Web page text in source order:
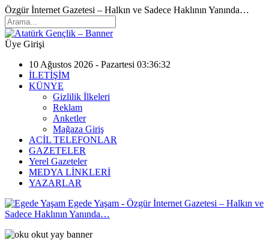
Özgür İnternet Gazetesi – Halkın ve Sadece Haklının Yanında…
Üye Girişi
10 Ağustos 2026 - Pazartesi 03:36:32
İLETİŞİM
KÜNYE
Gizlilik İlkeleri
Reklam
Anketler
Mağaza Giriş
ACİL TELEFONLAR
GAZETELER
Yerel Gazeteler
MEDYA LİNKLERİ
YAZARLAR
Egede Yaşam - Özgür İnternet Gazetesi – Halkın ve
Sadece Haklının Yanında…